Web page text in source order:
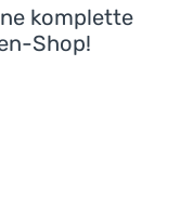
komplette
Shop!